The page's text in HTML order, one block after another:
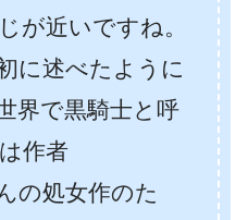
が近いですね。
に述べたように
界で黒騎士と呼
作者
の処女作のた